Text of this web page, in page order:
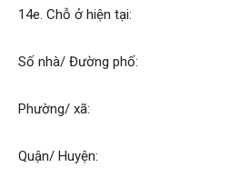
14e. Chỗ ở hiện tại:
Số nhà/ Đường phố:
Phường/ xã:
Quận/ Huyện: